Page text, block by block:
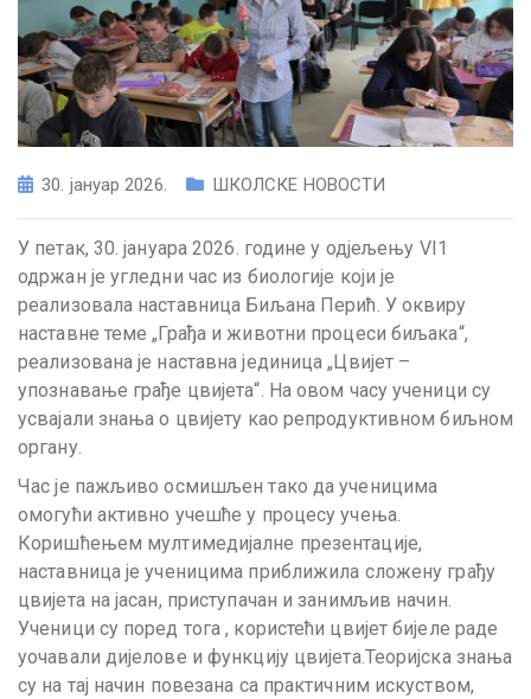
30. јануар 2026. ШКОЛСКЕ НОВОСТИ
У петак, 30. јануара 2026. године у одјељењу VI1
одржан је угледни час из биологије који је
реализовала наставница Биљана Перић. У оквиру
наставне теме „Грађа и животни процеси биљака“,
реализована је наставна јединица „Цвијет –
упознавање грађе цвијета“. На овом часу ученици су
усвајали знања о цвијету као репродуктивном биљном
органу.
Час је пажљиво осмишљен тако да ученицима
омогући активно учешће у процесу учења.
Коришћењем мултимедијалне презентације,
наставница је ученицима приближила сложену грађу
цвијета на јасан, приступачан и занимљив начин.
Ученици су поред тога , користећи цвијет бијеле раде
уочавали дијелове и функцију цвијета.Теоријска знања
су на тај начин повезана са практичним искуством,